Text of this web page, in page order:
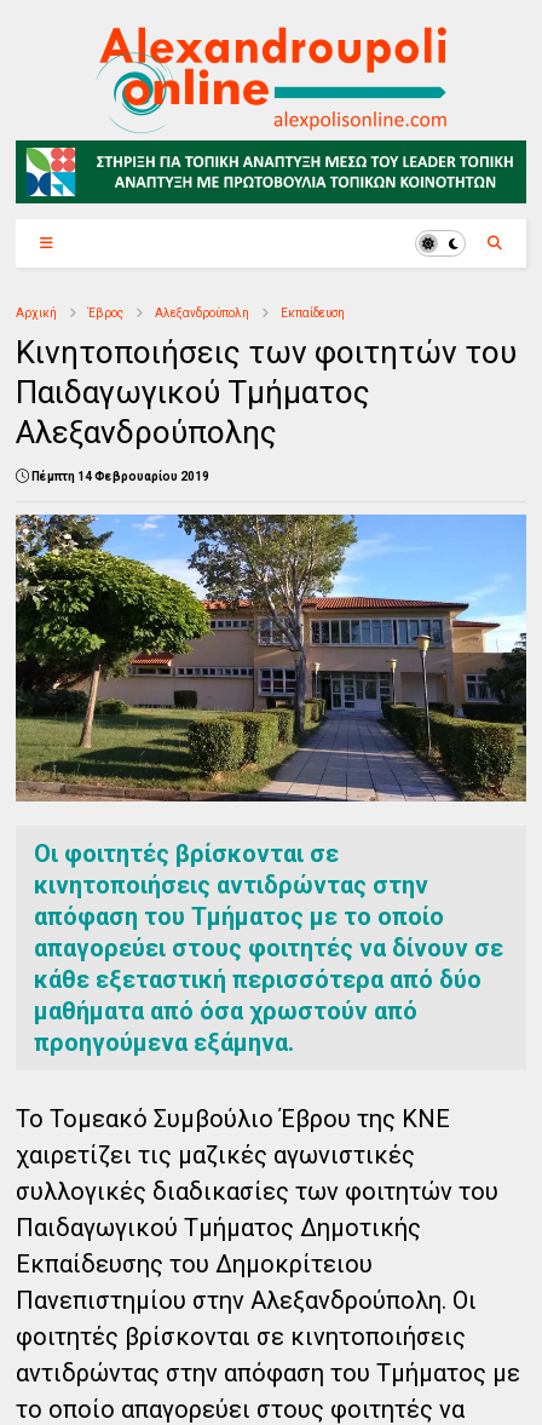
Αρχική Έβρος Αλεξανδρούπολη Εκπαίδευση
Κινητοποιήσεις των φοιτητών του
Παιδαγωγικού Τμήματος
Αλεξανδρούπολης
Πέμπτη 14 Φεβρουαρίου 2019
Οι φοιτητές βρίσκονται σε
κινητοποιήσεις αντιδρώντας στην
απόφαση του Τμήματος με το οποίο
απαγορεύει στους φοιτητές να δίνουν σε
κάθε εξεταστική περισσότερα από δύο
μαθήματα από όσα χρωστούν από
προηγούμενα εξάμηνα.
Το Τομεακό Συμβούλιο Έβρου της ΚΝΕ
χαιρετίζει τις μαζικές αγωνιστικές
συλλογικές διαδικασίες των φοιτητών του
Παιδαγωγικού Τμήματος Δημοτικής
Εκπαίδευσης του Δημοκρίτειου
Πανεπιστημίου στην Αλεξανδρούπολη. Οι
φοιτητές βρίσκονται σε κινητοποιήσεις
αντιδρώντας στην απόφαση του Τμήματος με
το οποίο απαγορεύει στους φοιτητές να